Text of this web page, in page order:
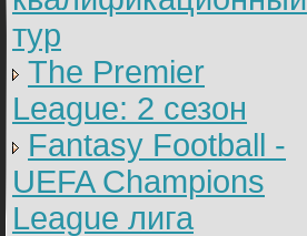
тур
The Premier
League: 2 cезон
Fantasy Football -
UEFA Champions
League лига